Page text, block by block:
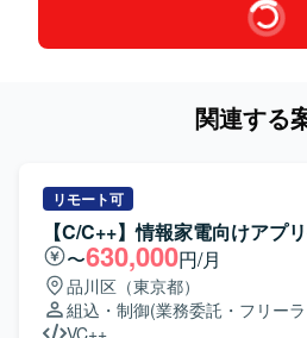
関連する
リモート可
【C/C++】情報家電向けアプ
〜630,000円/月
品川区（東京都）
組込・制御(業務委託・フリー
VC++